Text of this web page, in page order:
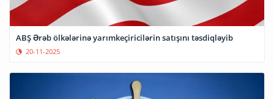
ABŞ Ərəb ölkələrinə yarımkeçiricilərin satışını təsdiqləyib
20-11-2025